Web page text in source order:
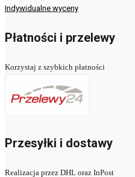
Indywidualne wyceny
Płatności i przelewy
Korzystaj z szybkich płatności
Przesyłki i dostawy
Realizacja przez DHL oraz InPost